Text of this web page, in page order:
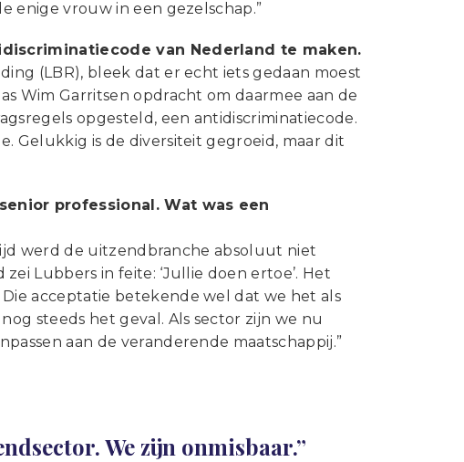
enige vrouw in een gezelschap.”
van Nederland te maken.
(LBR), bleek dat er echt iets gedaan moest
Wim Garritsen opdracht om daarmee aan de
opgesteld, een antidiscriminatiecode.
Gelukkig is de diversiteit gegroeid, maar dit
professional. Wat was een
werd de uitzendbranche absoluut niet
Lubbers in feite: ‘Jullie doen ertoe’. Het
acceptatie betekende wel dat we het als
steeds het geval. Als sector zijn we nu
aan de veranderende maatschappij.”
We zijn onmisbaar.”